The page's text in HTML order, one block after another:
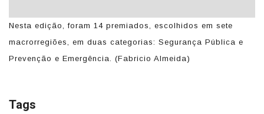
Nesta edição, foram 14 premiados, escolhidos em sete
macrorregiões, em duas categorias: Segurança Pública e
Prevenção e Emergência. (Fabricio Almeida)
Tags